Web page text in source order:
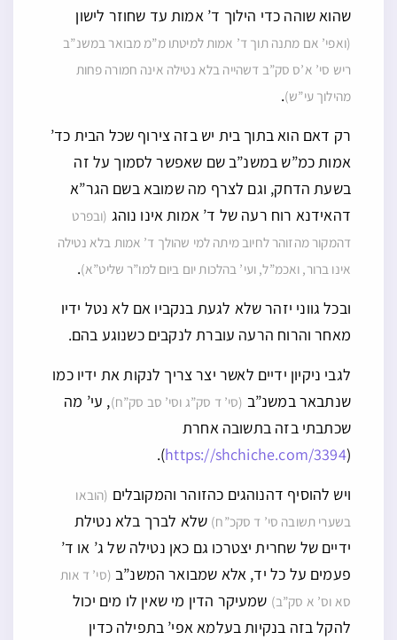
שהוא שוהה כדי הילוך ד’ אמות עד שחוזר לישון
(ואפי’ אם מתנה תוך ד’ אמות למיטתו מ”מ מבואר במשנ”ב
ריש סי’ א’ס סק”ב דשהייה בלא נטילה אינה חמורה פחות
מהילוך עי”ש).
רק דאם הוא בתוך בית יש בזה צירוף שכל הבית כד’
אמות כמ”ש במשנ”ב שם שאפשר לסמוך על זה
בשעת הדחק, וגם לצרף מה שמובא בשם הגר”א
דהאידנא רוח רעה של ד’ אמות אינו נוהג (ובפרט
דהמקור מהזוהר לחיוב מיתה למי שהולך ד’ אמות בלא נטילה
אינו ברור, ואכמ”ל, ועי’ בהלכות יום ביום למו”ר שליט”א).
ובכל גווני יזהר שלא לגעת בנקביו אם לא נטל ידיו
מאחר והרוח הרעה עוברת לנקבים כשנוגע בהם.
לגבי ניקיון ידיים לאשר יצר צריך לנקות את ידיו כמו
שנתבאר במשנ”ב (סי’ ד סק”ג וסי’ סב סק”ח), עי’ מה
שכתבתי בזה בתשובה אחרת
(
https://shchiche.com/3394
).
ויש להוסיף דהנוהגים כהזוהר והמקובלים (הובאו
בשערי תשובה סי’ ד סקכ”ח) שלא לברך בלא נטילת
ידיים של שחרית יצטרכו גם כאן נטילה של ג’ או ד’
פעמים על כל יד, אלא שמבואר המשנ”ב (סי’ ד אות
סא וס’ א סק”ב) שמעיקר הדין מי שאין לו מים יכול
להקל בזה בנקיות בעלמא אפי’ בתפילה כדין